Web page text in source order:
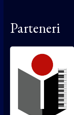
Parteneri